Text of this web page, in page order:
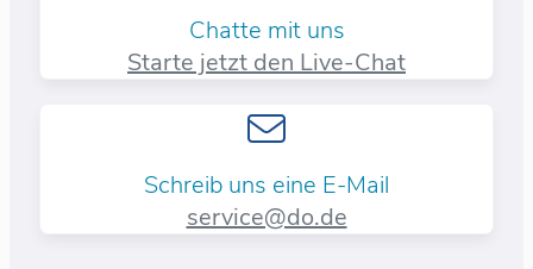
Chatte mit uns
Starte jetzt den Live-Chat
Schreib uns eine E-Mail
service@do.de